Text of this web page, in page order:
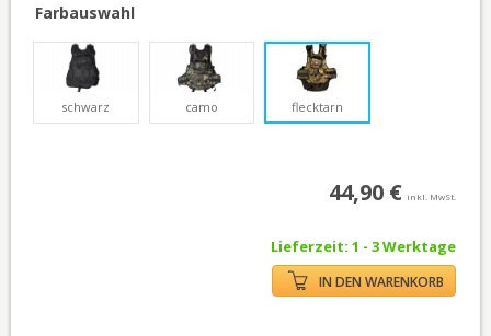
Farbauswahl
schwarz camo flecktarn
44,90 € inkl. MwSt.
Lieferzeit: 1 - 3 Werktage
IN DEN WARENKORB